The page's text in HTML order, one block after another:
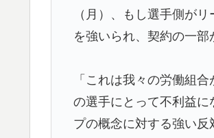
が海外で一斉に報じられ
▶ 海外「今年、夏の暑さが
韓国人「日本は市民意識
ら・・・」
▶ 海外「”京都の鳥”は良い
（月）、もし選手側が
を強いられ、契約の一部
「これは我々の労働組
の選手にとって不利益
プの概念に対する強い